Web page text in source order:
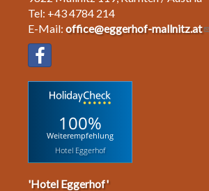
Tel: +43 4784 214
E-Mail: office@eggerhof-mallnitz.at
100%
Weiterempfehlung
Hotel Eggerhof
'Hotel Eggerhof'